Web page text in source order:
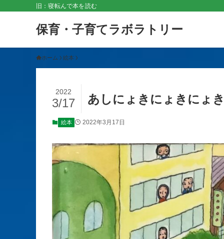
旧：寝転んで本を読む
保育・子育てラボラトリー
ホーム 絵本
あしにょきにょきにょ
2022
3/17
絵本 2022年3月17日